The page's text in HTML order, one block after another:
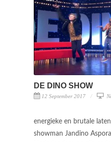
DE DINO SHOW
12 September 2017
energieke en brutale
showman Jandino